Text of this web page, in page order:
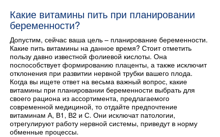
Какие витамины пить при планировании
беременности?
Допустим, сейчас ваша цель – планирование беременности.
Какие пить витамины на данное время? Стоит отметить
пользу давно известной фолиевой кислоты. Она
поспособствует формированию плаценты, а также исключит
отклонения при развитии нервной трубки вашего плода.
Когда вы ищете ответ на весьма важный вопрос, какие
витамины при планировании беременности выбрать для
своего рациона из ассортимента, предлагаемого
современной медициной, то отдайте предпочтение
витаминам А, В1, В2 и С. Они исключат патологии,
отрегулируют работу нервной системы, приведут в норму
обменные процессы.